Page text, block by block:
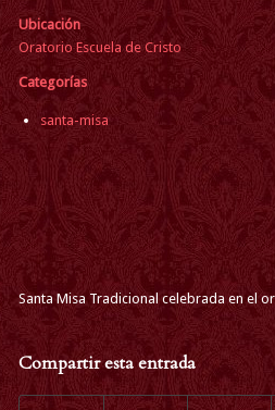
Ubicación
Oratorio Escuela de Cristo
Categorías
santa-misa
Santa Misa Tradicional celebrada en el
Compartir esta entrada